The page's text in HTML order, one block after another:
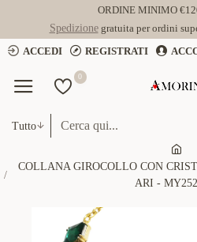
ORDINE MINIMO
Spedizionegratuita per ordini
ACCEDI
REGISTRATI
0
Tutto
COLLANA GIROCOLLO CON
ARI -